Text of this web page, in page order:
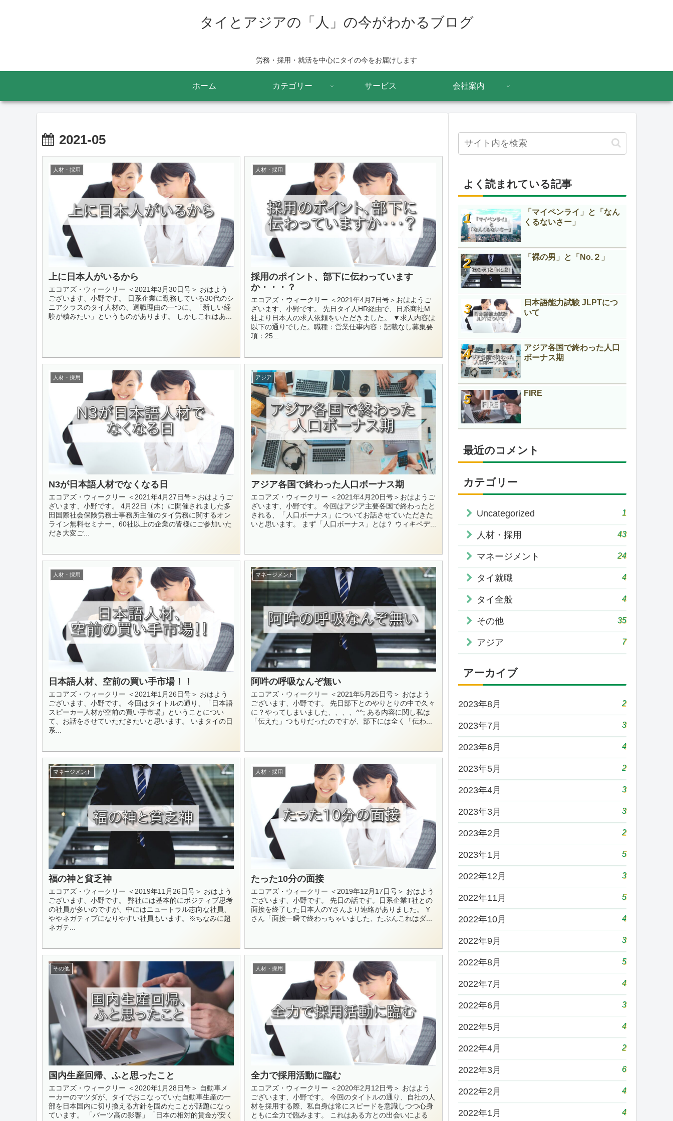
タイとアジアの「人」の今がわかるブログ
労務・採用・就活を中心にタイの今をお届けします
ホーム カテゴリー サービス 会社案内
2021-05
人材・採用
上に日本人がいるから
エコアズ・ウィークリー ＜2021年3月30日号＞ おはよう
ございます、小野です。 日系企業に勤務している30代のシ
ニアクラスのタイ人材の、退職理由の一つに、「新しい経
験が積みたい」というものがあります。 しかしこれはあ...
人材・採用
採用のポイント、部下に伝わっています
か・・・？
エコアズ・ウィークリー ＜2021年4月7日号＞おはようご
ざいます、小野です。 先日タイ人HR経由で、日系商社M
社より日本人の求人依頼をいただきました。 ▼求人内容は
以下の通りでした。職種：営業仕事内容：記載なし募集要
項：25...
人材・採用
N3が日本語人材でなくなる日
エコアズ・ウィークリー ＜2021年4月27日号＞おはようご
ざいます、小野です。 4月22日（木）に開催されました多
田国際社会保険労務士事務所主催のタイ労務に関するオン
ライン無料セミナー、60社以上の企業の皆様にご参加いた
だき大変ご...
アジア
アジア各国で終わった人口ボーナス期
エコアズ・ウィークリー ＜2021年4月20日号＞おはようご
ざいます、小野です。 今回はアジア主要各国で終わったと
される、「人口ボーナス」についてお話させていただきた
いと思います。 まず「人口ボーナス」とは？ ウィキペデ...
人材・採用
日本語人材、空前の買い手市場！！
エコアズ・ウィークリー ＜2021年1月26日号＞ おはよう
ございます、小野です。 今回はタイトルの通り、「日本語
スピーカー人材が空前の買い手市場」ということについ
て、お話をさせていただきたいと思います。 いまタイの日
系...
マネージメント
阿吽の呼吸なんぞ無い
エコアズ・ウィークリー ＜2021年5月25日号＞ おはよう
ございます、小野です。 先日部下とのやりとりの中で久々
に？やってしまいました、、、、^^; ある内容に関し私は
「伝えた」つもりだったのですが、部下には全く「伝わ...
マネージメント
福の神と貧乏神
エコアズ・ウィークリー ＜2019年11月26日号＞ おはよう
ございます、小野です。 弊社には基本的にポジティブ思考
の社員が多いのですが、中にはニュートラル志向な社員、
ややネガティブになりやすい社員もいます。※ちなみに超
ネガテ...
人材・採用
たった10分の面接
エコアズ・ウィークリー ＜2019年12月17日号＞ おはよう
ございます、小野です。 先日の話です。日系企業T社との
面接を終了した日本人のYさんより連絡がありました。 Y
さん「面接一瞬で終わっちゃいました、たぶんこれはダ...
その他
国内生産回帰、ふと思ったこと
エコアズ・ウィークリー ＜2020年1月28日号＞ 自動車メ
ーカーのマツダが、タイでおこなっていた自動車生産の一
部を日本国内に切り換える方針を固めたことが話題になっ
ています。 「バーツ高の影響」「日本の相対的賃金が安く
人材・採用
全力で採用活動に臨む
エコアズ・ウィークリー ＜2020年2月12日号＞ おはよう
ございます、小野です。 今回のタイトルの通り、自社の人
材を採用する際、私自身は常にスピードを意識しつつ心身
ともに全力で臨みます。 これはある方との出会いによる
よく読まれている記事
「マイペンライ」と「なん
くるないさー」
「裸の男」と「No.２」
日本語能力試験 JLPTにつ
いて
アジア各国で終わった人口
ボーナス期
FIRE
最近のコメント
カテゴリー
Uncategorized 1
人材・採用 43
マネージメント 24
タイ就職 4
タイ全般 4
その他 35
アジア 7
アーカイブ
2023年8月 2
2023年7月 3
2023年6月 4
2023年5月 2
2023年4月 3
2023年3月 3
2023年2月 2
2023年1月 5
2022年12月 3
2022年11月 5
2022年10月 4
2022年9月 3
2022年8月 5
2022年7月 4
2022年6月 3
2022年5月 4
2022年4月 2
2022年3月 6
2022年2月 4
2022年1月 4